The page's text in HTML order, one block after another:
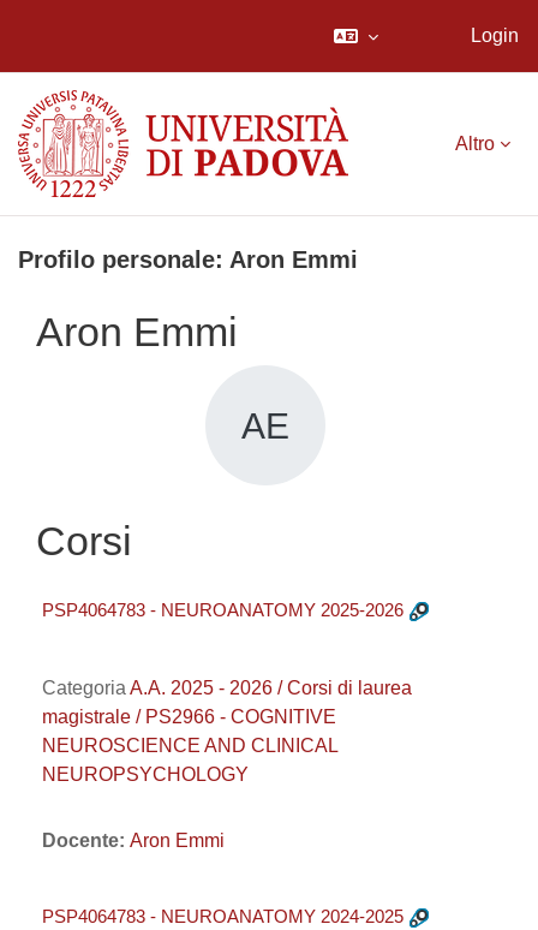
Login
Altro
Profilo personale: Aron Emmi
Aron Emmi
AE
Corsi
PSP4064783 - NEUROANATOMY 2025-2026
Categoria A.A. 2025 - 2026 / Corsi di laurea
magistrale / PS2966 - COGNITIVE
NEUROSCIENCE AND CLINICAL
NEUROPSYCHOLOGY
Docente: Aron Emmi
PSP4064783 - NEUROANATOMY 2024-2025